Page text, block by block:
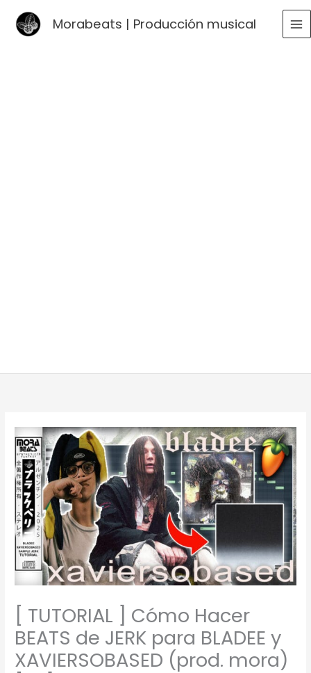
Morabeats | Producción musical
[ TUTORIAL ] Cómo Hacer
BEATS de JERK para BLADEE y
XAVIERSOBASED (prod. mora)